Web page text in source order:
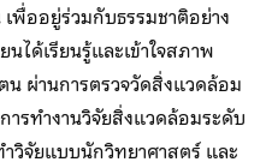
พื่ออยู่ร่วมกับธรรมชาติอย่าง
ได้เรียนรู้และเข้าใจสภาพ
ผ่านการตรวจวัดสิ่งแวดล้อม
ารทำงานวิจัยสิ่งแวดล้อมระดับ
วิจัยแบบนักวิทยาศาสตร์ และ